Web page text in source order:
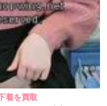
着を買取